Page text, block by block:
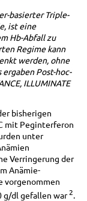
basierter Triple-
ist eine
Hb-Abfall zu
Regime kann
werden, ohne
Post-hoc-
ILLUMINATE
bisherigen
mit Peginterferon
unter
Verringerung der
Anämie-
vorgenommen
g/dl gefallen war2